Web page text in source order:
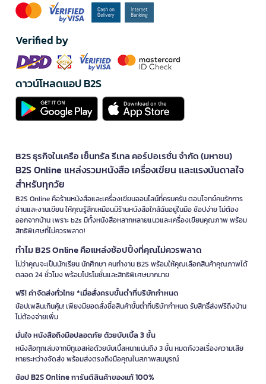
Verified by
ดาวน์โหลดแอป B2S
B2S ธุรกิจในเครือ เซ็นทรัล รีเทล คอร์ปอเรชั่น จำกัด (มหาชน)
B2S Online แหล่งรวมหนังสือ เครื่องเขียน และแรงบันดาลใจ
สำหรับทุกวัย
B2S Online คือร้านหนังสือและเครื่องเขียนออนไลน์ที่ครบครัน ตอบโจทย์คนรักการ
อ่านและงานเขียน ให้คุณรู้สึกเหมือนมีร้านหนังสือใกล้ฉันอยู่ในมือ ช้อปง่าย ไม่ต้อง
ออกจากบ้าน เพราะ b2s มีทั้งหนังสือหลากหลายแนวและเครื่องเขียนคุณภาพ พร้อม
สิทธิพิเศษที่ไม่ควรพลาด!
ทำไม B2S Online คือแหล่งช้อปปิ้งที่คุณไม่ควรพลาด
ไม่ว่าคุณจะเป็นนักเรียน นักศึกษา คนทำงาน B2S พร้อมให้คุณเลือกสินค้าคุณภาพได้
ตลอด 24 ชั่วโมง พร้อมโปรโมชั่นและสิทธิพิเศษมากมาย
ฟรี! ค่าจัดส่งทั่วไทย *เมื่อสั่งครบขั้นต่ำที่บริษัทกำหนด
ช้อปเพลินเกินคุ้ม! เพียงมียอดสั่งซื้อสินค้าขั้นต่ำที่บริษัทกำหนด รับสิทธิ์ส่งฟรีถึงบ้าน
ไม่ต้องจ่ายเพิ่ม
มั่นใจ หนังสือถึงมือปลอดภัย ด้วยบับเบิ้ล 3 ชั้น
หนังสือทุกเล่มจากบีทูเอสห่อด้วยบับเบิ้ลหนาแน่นถึง 3 ชั้น หมดกังวลเรื่องความเสีย
หายระหว่างจัดส่ง พร้อมส่งตรงถึงมือคุณในสภาพสมบูรณ์
ช้อป B2S Online การันตีสินค้าของแท้ 100%